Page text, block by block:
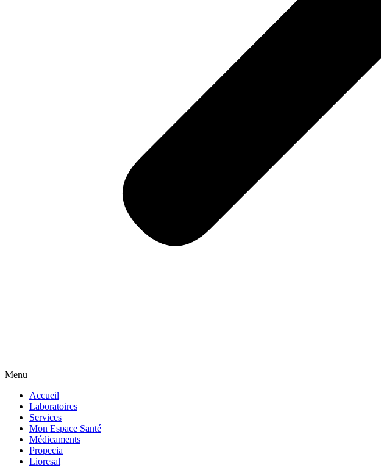
Menu
Accueil
Laboratoires
Services
Mon Espace Santé
Médicaments
Propecia
Lioresal